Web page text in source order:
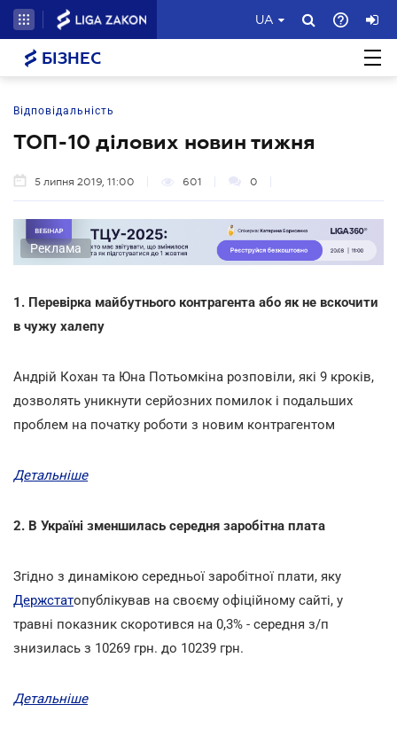
UA
БІЗНЕС
Відповідальність
ТОП-10 ділових новин тижня
5 липня 2019, 11:00 601 0
Реклама
1. Перевірка майбутнього контрагента або як не вскочити
в чужу халепу
Андрій Кохан та Юна Потьомкіна розповіли, які 9 кроків,
дозволять уникнути серйозних помилок і подальших
проблем на початку роботи з новим контрагентом
Детальніше
2. В Україні зменшилась середня заробітна плата
Згідно з динамікою середньої заробітної плати, яку
Держстатопублікував на своєму офіційному сайті, у
травні показник скоротився на 0,3% - середня з/п
знизилась з 10269 грн. до 10239 грн.
Детальніше